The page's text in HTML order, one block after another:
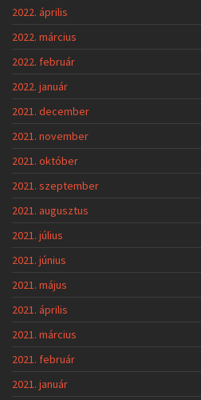
2022. április
2022. március
2022. február
2022. január
2021. december
2021. november
2021. október
2021. szeptember
2021. augusztus
2021. július
2021. június
2021. május
2021. április
2021. március
2021. február
2021. január